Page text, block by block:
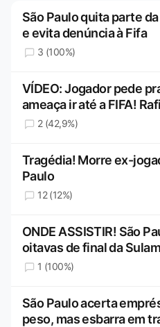
São Paulo quita parte
e evita denúncia à Fifa
3 (100%)
VÍDEO: Jogador pede
ameaça ir até a FIFA!
2 (42,9%)
Tragédia! Morre ex-
Paulo
12 (12%)
ONDE ASSISTIR! São
oitavas de final da
1 (100%)
São Paulo acerta
peso, mas esbarra em